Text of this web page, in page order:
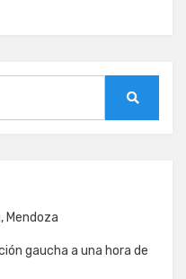
Mendoza
gaucha a una hora de